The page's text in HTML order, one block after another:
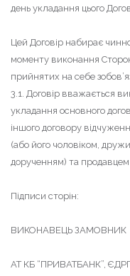
день укладання цього
Цей Договір набирає
моменту виконання
прийнятих на себе
3.1. Договір вважається
укладання основного
іншого договору
(або його чоловіком,
дорученням) та
Підписи сторін:
ВИКОНАВЕЦЬ ЗАМОВНИК
АТ КБ “ПРИВАТБАНК”,